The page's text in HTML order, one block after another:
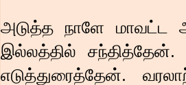
அடுத்த நாளே மாவட்ட
இல்லத்தில்
எடுத்துரைத்தேன்.